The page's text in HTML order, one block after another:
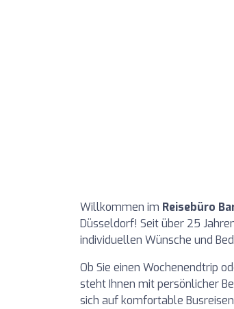
Willkommen im Reisebüro
Düsseldorf! Seit über 25
individuellen Wünsche und
Ob Sie einen Wochenendtrip
steht Ihnen mit persönlicher
sich auf komfortable